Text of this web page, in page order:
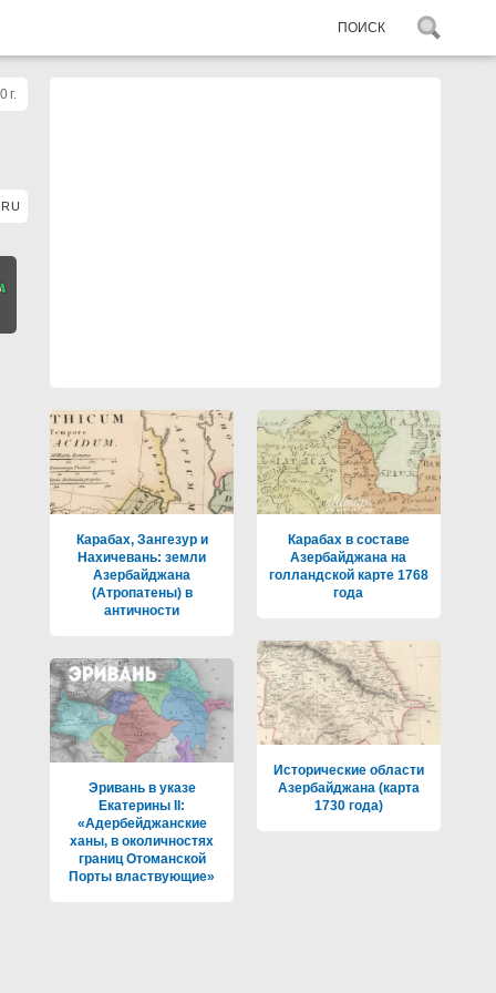
г.
RU
Карабах, Зангезур и
Нахичевань: земли
Азербайджана
(Атропатены) в
античности
Эривань в указе
Екатерины II:
«Адербейджанские
ханы, в околичностях
границ Отоманской
Порты властвующие»
Карабах в составе
Азербайджана на
голландской карте 1768
года
Исторические области
Азербайджана (карта
1730 года)